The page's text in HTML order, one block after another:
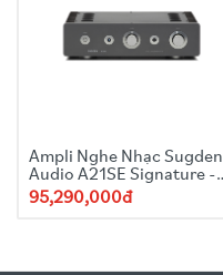
Ampli Nghe Nhạc Sugden
Audio A21SE Signature -
Gray
95,290,000đ